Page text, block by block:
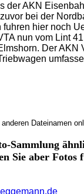
der AKN
bei der
hier noch
nun vom Lint
Der
Dateinamen
Sammlung
Sie aber